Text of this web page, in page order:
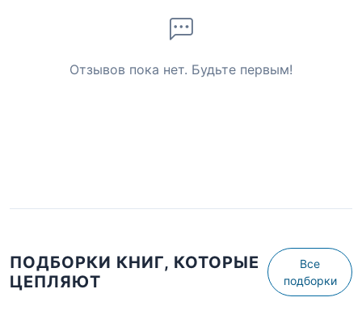
Отзывов пока нет. Будьте первым!
ПОДБОРКИ КНИГ, КОТОРЫЕ
ЦЕПЛЯЮТ
Все
подборки